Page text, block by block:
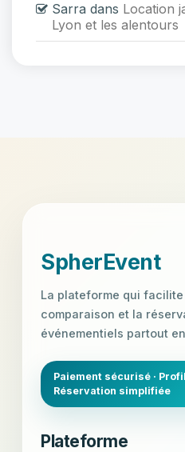
Sarra dans Location
Lyon et les alentours
SpherEvent
La plateforme qui
comparaison et la
événementiels partout
Paiement sécurisé ·
Réservation simplifiée
Plateforme